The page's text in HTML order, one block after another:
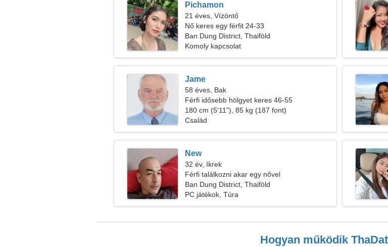
Pichamon
21 éves, Vízöntő
Nő keres egy férfit 24-33
Ban Dung District, Thaiföld
Komoly kapcsolat
Jame
58 éves, Bak
Férfi idősebb hölgyet keres 46-55
180 cm (5'11"), 85 kg (187 font)
Család
New
32 év, Ikrek
Férfi találkozni akar egy nővel
Ban Dung District, Thaiföld
PC játékok, Túra
Hogyan működik